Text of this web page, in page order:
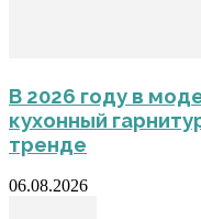
В 2026 году в
кухонный
тренде
06.08.2026